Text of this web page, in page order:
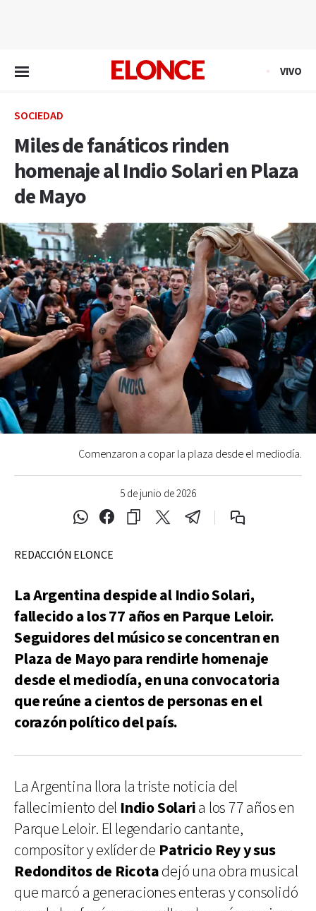
VIVO
SOCIEDAD
Miles de fanáticos rinden
homenaje al Indio Solari en Plaza
de Mayo
5 de junio de 2026
Comenzaron a copar la plaza desde el mediodía.
REDACCIÓN ELONCE
La Argentina despide al Indio Solari,
fallecido a los 77 años en Parque Leloir.
Seguidores del músico se concentran en
Plaza de Mayo para rendirle homenaje
desde el mediodía, en una convocatoria
que reúne a cientos de personas en el
corazón político del país.
La Argentina llora la triste noticia del
fallecimiento del Indio Solaria los 77 años en
Parque Leloir. El legendario cantante,
compositor y exlíder de Patricio Rey y sus
Redonditos de Ricotadejó una obra musical
que marcó a generaciones enteras y consolidó